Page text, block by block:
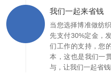
我们一起来省钱
当您选择博准做纺
先支付30%定金，
们工作的支持，您
本，这也是我们一
与，让我们一起省钱